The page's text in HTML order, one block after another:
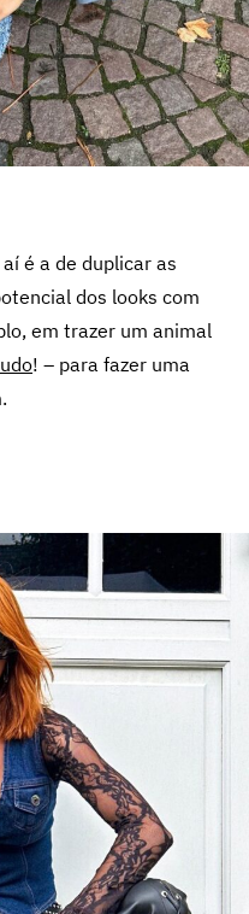
é a de duplicar as
dos looks com
em trazer um animal
! – para fazer uma